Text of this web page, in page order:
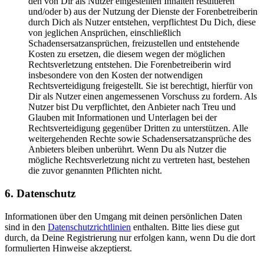
und/oder b) aus der Nutzung der Dienste der Forenbetreiberin
durch Dich als Nutzer entstehen, verpflichtest Du Dich, diese
von jeglichen Ansprüchen, einschließlich
Schadensersatzansprüchen, freizustellen und entstehende
Kosten zu ersetzen, die diesem wegen der möglichen
Rechtsverletzung entstehen. Die Forenbetreiberin wird
insbesondere von den Kosten der notwendigen
Rechtsverteidigung freigestellt. Sie ist berechtigt, hierfür von
Dir als Nutzer einen angemessenen Vorschuss zu fordern. Als
Nutzer bist Du verpflichtet, den Anbieter nach Treu und
Glauben mit Informationen und Unterlagen bei der
Rechtsverteidigung gegenüber Dritten zu unterstützen. Alle
weitergehenden Rechte sowie Schadensersatzansprüche des
Anbieters bleiben unberührt. Wenn Du als Nutzer die
mögliche Rechtsverletzung nicht zu vertreten hast, bestehen
die zuvor genannten Pflichten nicht.
6. Datenschutz
Informationen über den Umgang mit deinen persönlichen Daten
sind in den Datenschutzrichtlinien enthalten. Bitte lies diese gut
durch, da Deine Registrierung nur erfolgen kann, wenn Du die dort
formulierten Hinweise akzeptierst.